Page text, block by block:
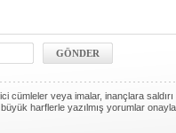
cümleler veya imalar, inançlara saldırı
harflerle yazılmış yorumlar